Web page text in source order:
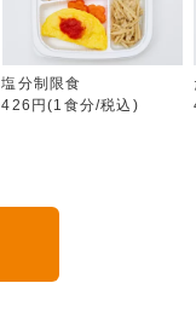
塩分制限食
426円(1食分/税込)